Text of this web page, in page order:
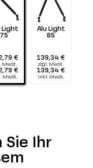
Light
75
€
MwSt.
€
MwSt.
Alu Light
85
139,34 €
zzgl. MwSt.
139,34 €
inkl. MwSt.
Sie Ihr